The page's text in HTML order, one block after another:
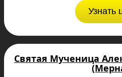
Узнать
Святая Мученица